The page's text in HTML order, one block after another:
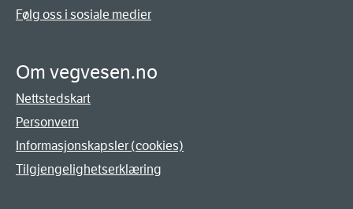
Følg oss i sosiale medier
Om vegvesen.no
Nettstedskart
Personvern
Informasjonskapsler (cookies)
Tilgjengelighetserklæring